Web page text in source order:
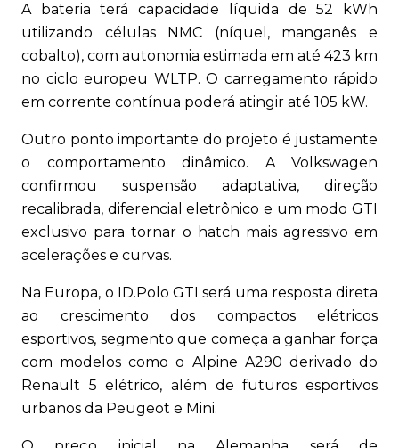
A bateria terá capacidade líquida de 52 kWh
utilizando células NMC (níquel, manganês e
cobalto), com autonomia estimada em até 423 km
no ciclo europeu WLTP. O carregamento rápido
em corrente contínua poderá atingir até 105 kW.
Outro ponto importante do projeto é justamente
o comportamento dinâmico. A Volkswagen
confirmou suspensão adaptativa, direção
recalibrada, diferencial eletrônico e um modo GTI
exclusivo para tornar o hatch mais agressivo em
acelerações e curvas.
Na Europa, o ID.Polo GTI será uma resposta direta
ao crescimento dos compactos elétricos
esportivos, segmento que começa a ganhar força
com modelos como o Alpine A290 derivado do
Renault 5 elétrico, além de futuros esportivos
urbanos da Peugeot e Mini.